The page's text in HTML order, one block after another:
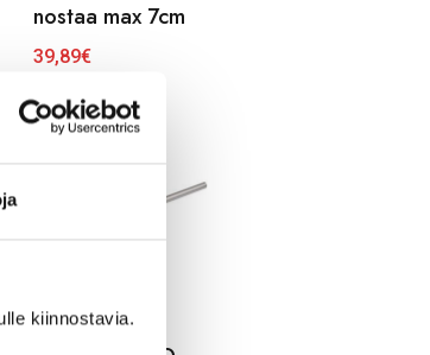
kiinnostavia.
nostaa max 7cm
39,89€